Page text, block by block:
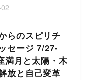
らのスピリチ
セージ 7/27-
満月と太陽・木
放と自己変革